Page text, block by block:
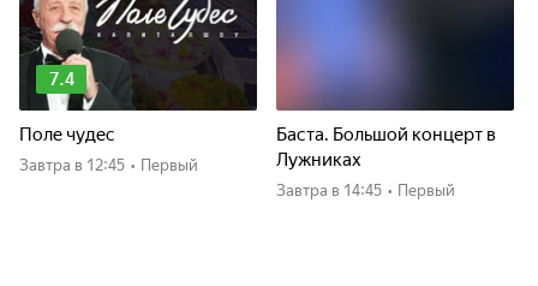
7.4
Поле чудес
Завтра в 12:45 • Первый
Баста. Большой концерт в
Лужниках
Завтра в 14:45 • Первый